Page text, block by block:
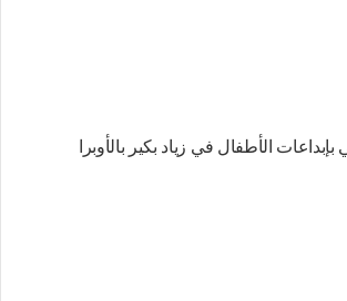
الأطفال في زياد بكير بالأوبرا